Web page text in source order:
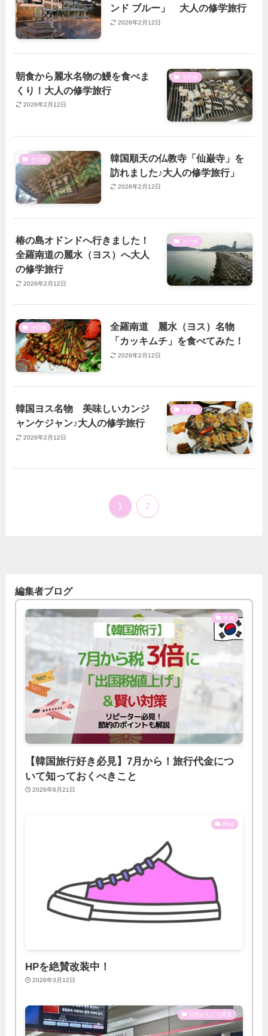
ンド ブルー」 大人の修学旅行
2026年2月12日
その他
朝食から麗水名物の鰻を食べま
くり！大人の修学旅行
2026年2月12日
その他
韓国順天の仏教寺「仙巌寺」を
訪れました♪大人の修学旅行」
2026年2月12日
その他
椿の島オドンドへ行きました！
全羅南道の麗水（ヨス）へ大人
の修学旅行
2026年2月12日
その他
全羅南道 麗水（ヨス）名物
「カッキムチ」を食べてみた！
2026年2月12日
その他
韓国ヨス名物 美味しいカンジ
ャンケジャン♪大人の修学旅行
2026年2月12日
1 2
編集者ブログ
準備
【韓国旅行好き必見】7月から！旅行代金につ
いて知っておくべきこと
2026年6月21日
Blog
HPを絶賛改装中！
2026年3月12日
韓国おもしろ発見